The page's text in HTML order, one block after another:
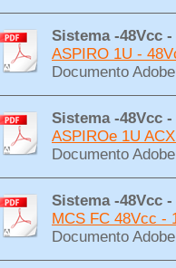
Sistema -48Vcc -
ASPIRO 1U -
Documento
Sistema -48Vcc -
ASPIROe 1U
Documento
Sistema -48Vcc -
MCS FC 48Vcc -
Documento